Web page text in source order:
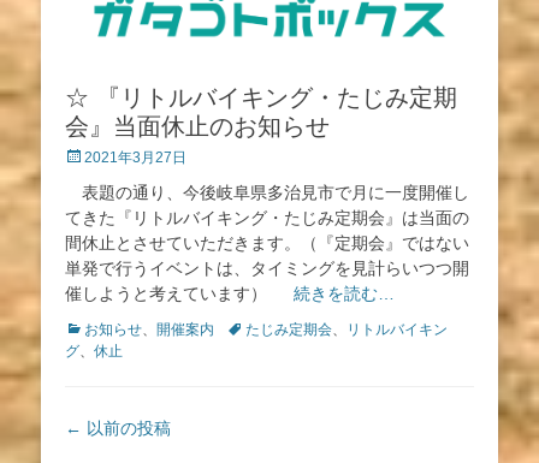
☆ 『リトルバイキング・たじみ定期
会』当面休止のお知らせ
投 2021年3月27日
表題の通り、今後岐阜県多治見市で月に一度開催し
てきた『リトルバイキング・たじみ定期会』は当面の
間休止とさせていただきます。（『定期会』ではない
単発で行うイベントは、タイミングを見計らいつつ開
催しようと考えています） 続きを読む…
カ
テ
お知らせ 開催案内
タ たじみ定期会
リトルバイキン
グ
休止
投
← 以前の投稿